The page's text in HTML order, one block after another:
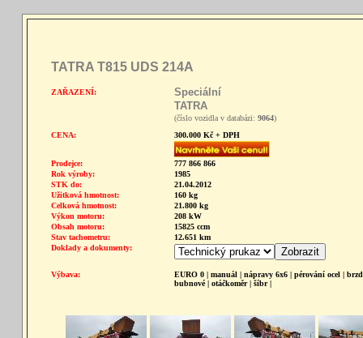
TATRA T815 UDS 214A
ZAŘAZENÍ:
Speciální
TATRA
(číslo vozidla v databázi: 9064)
CENA:
300.000 Kč + DPH
Prodejce:
777 866 866
Rok výroby:
1985
STK do:
21.04.2012
Užitková hmotnost:
160 kg
Celková hmotnost:
21.800 kg
Výkon motoru:
208 kW
Obsah motoru:
15825 ccm
Stav tachometru:
12.651 km
Doklady a dokumenty:
Výbava:
EURO 0 | manuál | nápravy 6x6 | pérování ocel |
bubnové | otáčkoměr | šíbr |